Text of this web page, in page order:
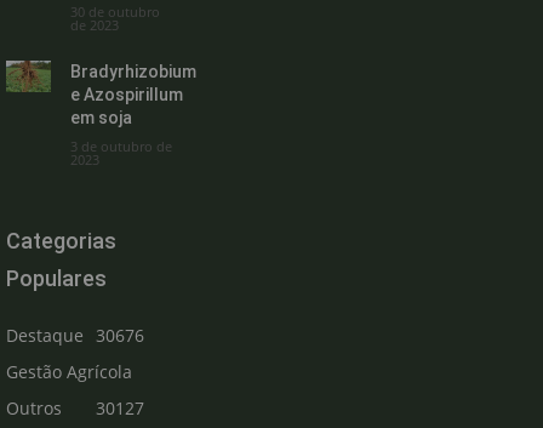
30 de outubro
de 2023
Bradyrhizobium
e Azospirillum
em soja
3 de outubro de
2023
Categorias
Populares
Destaque
30676
Gestão Agrícola
30127
Outros